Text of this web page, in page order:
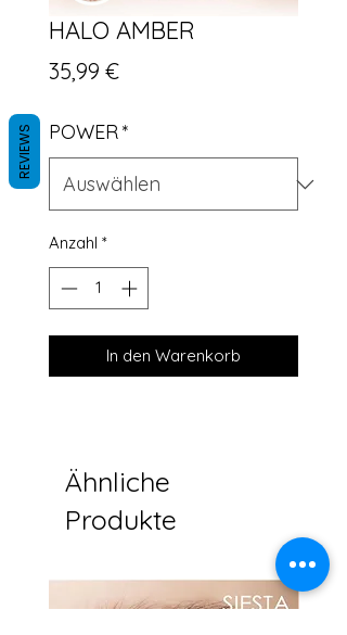
HALO AMBER
35,99 €Preis
POWER*
Anzahl *
In den Warenkorb
Ähnliche
Produkte
REVIEWS